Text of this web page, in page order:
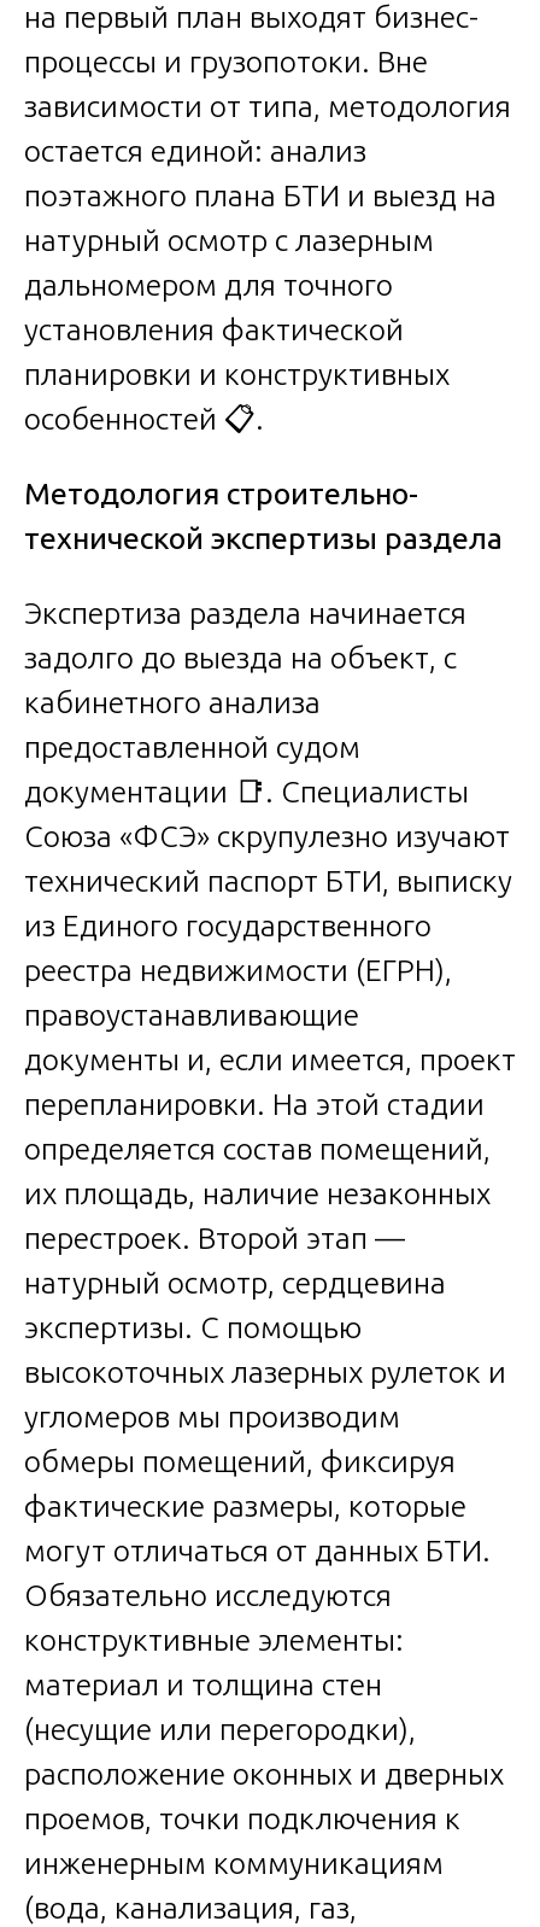
на первый план выходят бизнес-
процессы и грузопотоки. Вне
зависимости от типа, методология
остается единой: анализ
поэтажного плана БТИ и выезд на
натурный осмотр с лазерным
дальномером для точного
установления фактической
планировки и конструктивных
особенностей 📋.
Методология строительно-
технической экспертизы раздела
Экспертиза раздела начинается
задолго до выезда на объект, с
кабинетного анализа
предоставленной судом
документации 📑. Специалисты
Союза «ФСЭ» скрупулезно изучают
технический паспорт БТИ, выписку
из Единого государственного
реестра недвижимости (ЕГРН),
правоустанавливающие
документы и, если имеется, проект
перепланировки. На этой стадии
определяется состав помещений,
их площадь, наличие незаконных
перестроек. Второй этап —
натурный осмотр, сердцевина
экспертизы. С помощью
высокоточных лазерных рулеток и
угломеров мы производим
обмеры помещений, фиксируя
фактические размеры, которые
могут отличаться от данных БТИ.
Обязательно исследуются
конструктивные элементы:
материал и толщина стен
(несущие или перегородки),
расположение оконных и дверных
проемов, точки подключения к
инженерным коммуникациям
(вода, канализация, газ,